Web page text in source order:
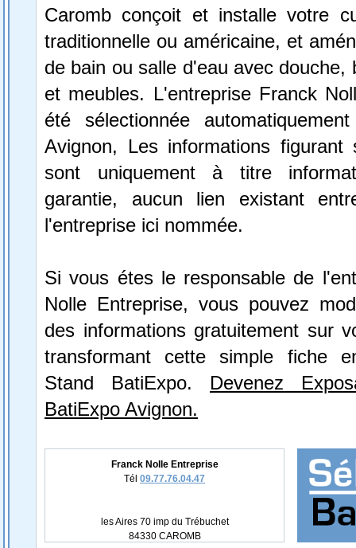
Caromb conçoit et installe votre
traditionnelle ou américaine, et
de bain ou salle d'eau avec douche,
et meubles. L'entreprise Franck
été sélectionnée
Avignon, Les informations figurant
sont uniquement à titre
garantie, aucun lien existant
l'entreprise ici nommée.
Si vous étes le responsable de
Nolle Entreprise, vous pouvez
des informations gratuitement sur
transformant cette simple fiche
Stand BatiExpo. Devenez
BatiExpo Avignon.
Franck Nolle Entreprise
Tél 09.77.76.04.47
les Aires 70 imp du Trébuchet
84330 CAROMB